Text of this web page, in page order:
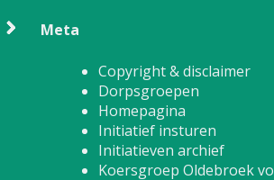
Meta
Copyright & disclaimer
Dorpsgroepen
Homepagina
Initiatief insturen
Initiatieven archief
Koersgroep Oldebroek